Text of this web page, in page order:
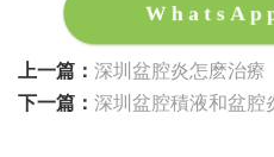
上一篇： 深圳盆腔炎怎麽治療
下一篇： 深圳盆腔積液和盆腔